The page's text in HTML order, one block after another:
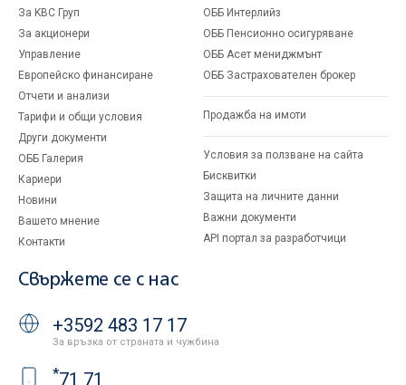
За KBC Груп
За акционери
Управление
Европейско финансиране
Отчети и анализи
Тарифи и общи условия
Други документи
ОББ Галерия
Кариери
Новини
Вашето мнение
Контакти
ОББ Интерлийз
ОББ Пенсионно осигуряване
ОББ Асет мениджмънт
ОББ Застрахователен брокер
Продажба на имоти
Условия за ползване на сайта
Бисквитки
Защита на личните данни
Важни документи
API портал за разработчици
Свържете се с нас
+3592 483 17 17
За връзка от страната и чужбина
*71 71